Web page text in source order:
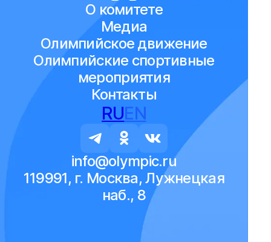
О комитете
Медиа
Олимпийское движение
Олимпийские спортивные
мероприятия
Контакты
RUEN
info@olympic.ru
119991, г. Москва, Лужнецкая
наб., 8